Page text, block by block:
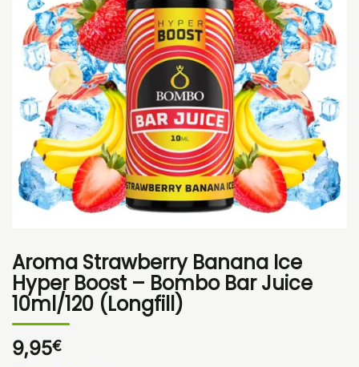
Aroma Strawberry Banana Ice
Hyper Boost – Bombo Bar Juice
10ml/120 (Longfill)
9,95€